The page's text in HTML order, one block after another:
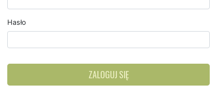
Hasło
ZALOGUJ SIĘ